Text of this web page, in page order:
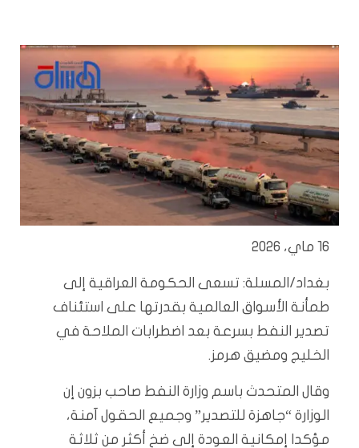
16 ماي، 2026
بغداد/المسلة: تسعى الحكومة العراقية إلى
طمأنة الأسواق العالمية بقدرتها على استئناف
تصدير النفط بسرعة بعد اضطرابات الملاحة في
الخليج ومضيق هرمز.
وقال المتحدث باسم وزارة النفط صاحب بزون إن
الوزارة “جاهزة للتصدير” وجميع الحقول آمنة،
مؤكدا إمكانية العودة إلى ضخ أكثر من ثلاثة